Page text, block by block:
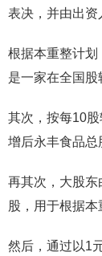
表决，并由出资
根据本重整计
是一家在全国股
其次，按每10
增后永丰食品总
再其次，大股
股，用于根据本
然后，通过以1